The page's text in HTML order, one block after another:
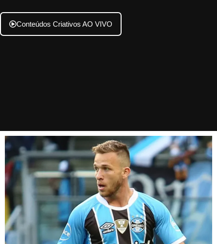
Conteúdos Criativos AO VIVO